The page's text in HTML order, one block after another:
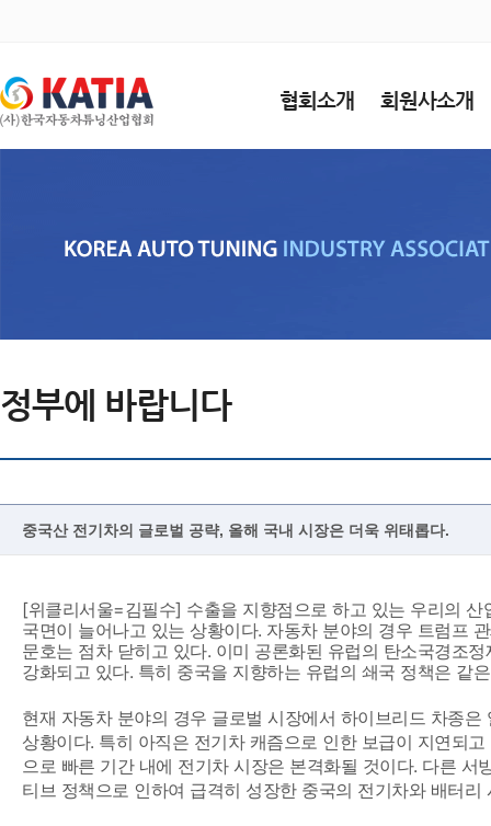
협회소개 회원사소개
정부에 바랍니다
중국산 전기차의 글로벌 공략, 올해 국내 시장은 더욱 위태롭다.
[위클리서울=김필수] 수출을 지향점으로 하고 있는 우리의
국면이 늘어나고 있는 상황이다. 자동차 분야의 경우 트럼프
문호는 점차 닫히고 있다. 이미 공론화된 유럽의 탄소국경조
강화되고 있다. 특히 중국을 지향하는 유럽의 쇄국 정책은 같
현재 자동차 분야의 경우 글로벌 시장에서 하이브리드 차종
상황이다. 특히 아직은 전기차 캐즘으로 인한 보급이 지연되
으로 빠른 기간 내에 전기차 시장은 본격화될 것이다. 다른
티브 정책으로 인하여 급격히 성장한 중국의 전기차와 배터